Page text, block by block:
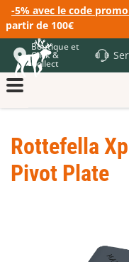
-5% avec le code promo
partir de 100€
Boutique et
Click &
Collect
Rottefella
Pivot Plate